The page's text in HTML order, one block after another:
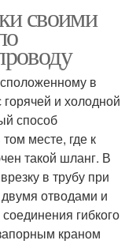
своими
в
горячей и холодной
способ
месте, где к
такой шланг. В
в трубу при
отводами и
гибкого
краном